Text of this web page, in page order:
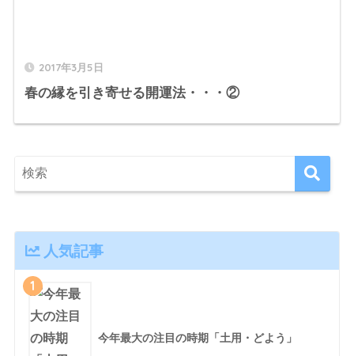
2017年3月5日
春の縁を引き寄せる開運法・・・②
人気記事
1
今年最大の注目の時期「土用・どよう」